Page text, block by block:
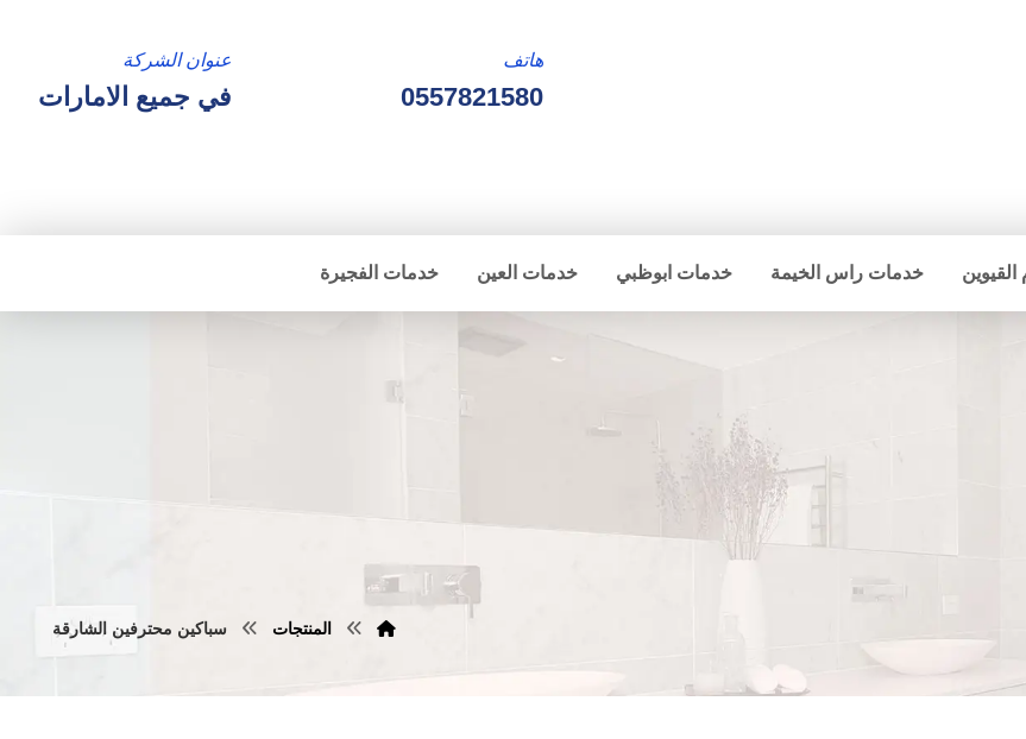
عنوان الشركة
في جميع الامارات
هاتف
0557821580
خدمات راس الخيمة خدمات ابوظبي خدمات العين خدمات الفجيرة
المنتجات سباكين محترفين الشارقة